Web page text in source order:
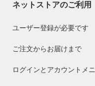
ネットストアのご利用
ユーザー登録が必要です
ご注文からお届けまで
ログインとアカウントメ